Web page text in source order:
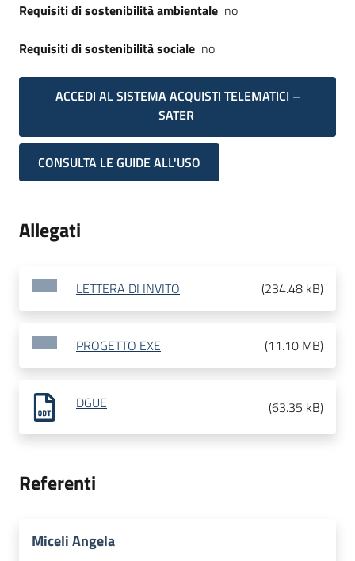
Requisiti di sostenibilità ambientale no
Requisiti di sostenibilità sociale no
ACCEDI AL SISTEMA ACQUISTI TELEMATICI –
SATER
CONSULTA LE GUIDE ALL'USO
Allegati
LETTERA DI INVITO (234.48 kB)
PROGETTO EXE (11.10 MB)
DGUE (63.35 kB)
Referenti
Miceli Angela